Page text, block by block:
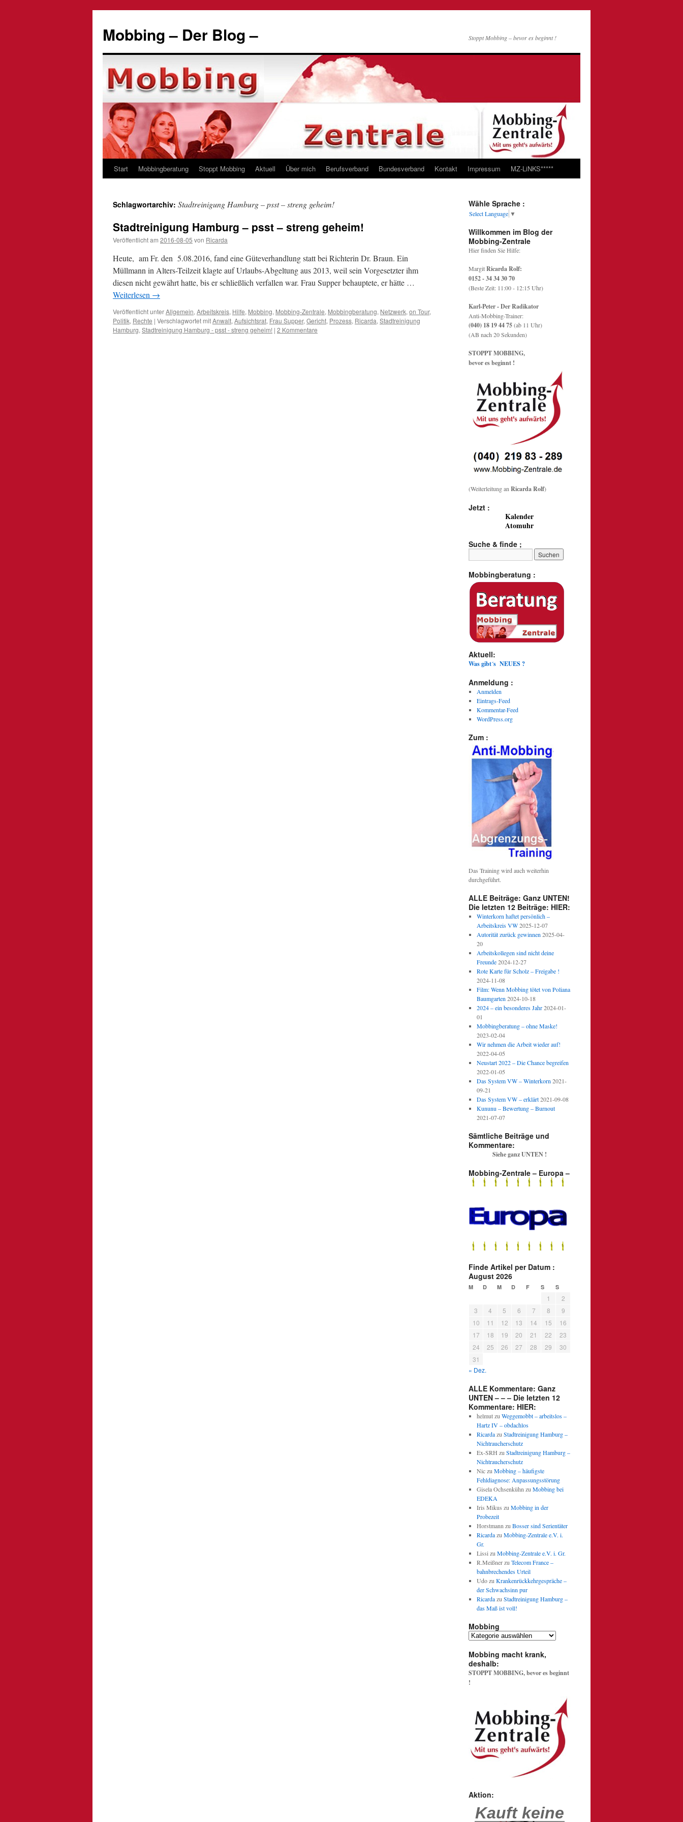
springen
Mobbing – Der Blog – Stoppt Mobbing – bevor es beginnt !
Start Mobbingberatung Stoppt Mobbing Aktuell Über mich Berufsverband Bundesverband Kontakt Impressum MZ-LiNKS*****
Schlagwortarchiv: Stadtreinigung Hamburg – psst – streng geheim!
Stadtreinigung Hamburg – psst – streng geheim!
Veröffentlicht am 2016-08-05 von Ricarda
Heute, am Fr. den 5.08.2016, fand eine Güteverhandlung statt bei Richterin Dr. Braun. Ein
Müllmann in Alters-Teilzeit klagte auf Urlaubs-Abgeltung aus 2013, weil sein Vorgesetzter ihm
diesen nicht gewährt hatte, bis er schließlich verfallen war. Frau Supper behauptete, er hätte …
Weiterlesen →
Veröffentlicht unterAllgemein, Arbeitskreis, Hilfe, Mobbing, Mobbing-Zentrale, Mobbingberatung, Netzwerk, on Tour,
Politik, Rechte | Verschlagwortet mitAnwalt, Aufsichtsrat, Frau Supper, Gericht, Prozess, Ricarda, Stadtreinigung
Hamburg, Stadtreinigung Hamburg - psst - streng geheim! | 2 Kommentare
Wähle Sprache :
Select Language ▼
Willkommen im Blog der
Mobbing-Zentrale
Hier finden Sie Hilfe:
MargitRicarda Rolf:
0152 - 34 34 30 70
(Beste Zeit: 11:00 - 12:15 Uhr)
Karl-Peter - Der Radikator
Anti-Mobbing-Trainer:
(040) 18 19 44 75(ab 11 Uhr)
(AB nach 20 Sekunden)
STOPPT MOBBING,
bevor es beginnt !
(Weiterleitung an Ricarda Rolf)
Jetzt :
Kalender
Atomuhr
Suche & finde ;
Mobbingberatung :
Aktuell:
Was gibt´s NEUES ?
Anmeldung :
Anmelden
Eintrags-Feed
Kommentar-Feed
WordPress.org
Zum :
Das Training wird auch weiterhin
durchgeführt.
ALLE Beiträge: Ganz UNTEN!
Die letzten 12 Beiträge: HIER:
Winterkorn haftet persönlich –
Arbeitskreis VW 2025-12-07
Autorität zurück gewinnen 2025-04-
20
Arbeitskollegen sind nicht deine
Freunde 2024-12-27
Rote Karte für Scholz – Freigabe !
2024-11-08
Film: Wenn Mobbing tötet von Poliana
Baumgarten 2024-10-18
2024 – ein besonderes Jahr 2024-01-
01
Mobbingberatung – ohne Maske!
2023-02-04
Wir nehmen die Arbeit wieder auf!
2022-04-05
Neustart 2022 – Die Chance begreifen
2022-01-05
Das System VW – Winterkorn 2021-
09-21
Das System VW – erklärt 2021-09-08
Kununu – Bewertung – Burnout
2021-07-07
Sämtliche Beiträge und
Kommentare:
Siehe ganz UNTEN !
Mobbing-Zentrale – Europa –
Finde Artikel per Datum :
August 2026
M D M D F S S
1
2
3
4 5 6 7 8
9
10
11 12 13 14 15
16
17
18 19 20 21 22
23
24
25 26 27 28 29
30
31
« Dez.
ALLE Kommentare: Ganz
UNTEN – – – Die letzten 12
Kommentare: HIER:
helmutzu Weggemobbt – arbeitslos –
Hartz IV – obdachlos
Ricardazu Stadtreinigung Hamburg –
Nichtraucherschutz
Ex-SRH zu Stadtreinigung Hamburg –
Nichtraucherschutz
Niczu Mobbing – häufigste
Fehldiagnose: Anpassungsstörung
Gisela Ochsenkühn zu Mobbing bei
EDEKA
Iris Mikus zu Mobbing in der
Probezeit
Horstmann zu Bosser sind Serientäter
Ricardazu Mobbing-Zentrale e.V. i.
Gr.
Lissi zu Mobbing-Zentrale e.V. i. Gr.
R.Meißnerzu Telecom France –
bahnbrechendes Urteil
Udozu Krankenrückkehrgespräche –
der Schwachsinn pur
Ricardazu Stadtreinigung Hamburg –
das Maß ist voll!
Mobbing
Mobbing
Mobbing macht krank,
deshalb:
STOPPT MOBBING, bevor es beginnt
!
Aktion:
Kauft keine